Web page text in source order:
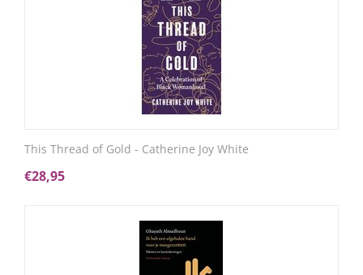
This Thread of Gold - Catherine Joy White
€28,95